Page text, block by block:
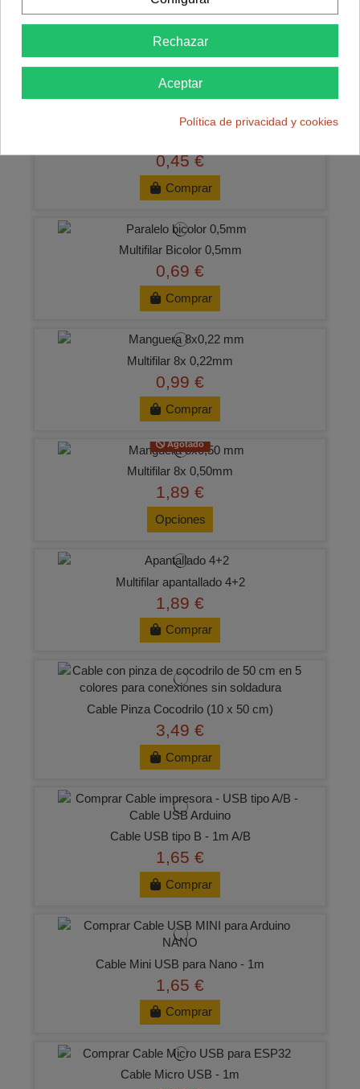
Tira 8 pin hembra 11mm
0,39 €
Comprar
0,45 €
Comprar
Multifilar Bicolor 0,5mm
0,69 €
Comprar
Multifilar 8x 0,22mm
0,99 €
Comprar
Agotado
Multifilar 8x 0,50mm
1,89 €
Opciones
Multifilar apantallado 4+2
1,89 €
Comprar
Cable Pinza Cocodrilo (10 x 50 cm)
3,49 €
Comprar
Cable USB tipo B - 1m A/B
1,65 €
Comprar
Cable Mini USB para Nano - 1m
1,65 €
Comprar
Cable Micro USB - 1m
Rechazar
Aceptar
Política de privacidad y cookies